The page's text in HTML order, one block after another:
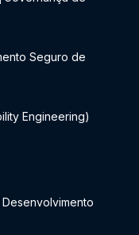
Seguro de
Engineering)
Desenvolvimento